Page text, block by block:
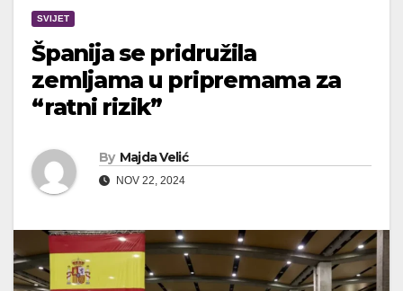
SVIJET
Španija se pridružila
zemljama u pripremama za
“ratni rizik”
By Majda Velić
NOV 22, 2024